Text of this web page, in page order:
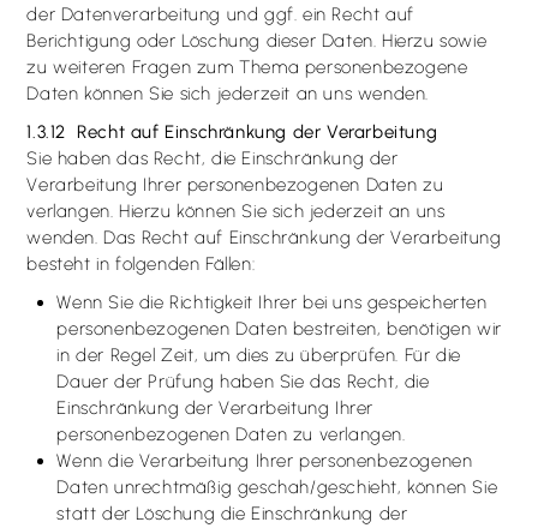
der Datenverarbeitung und ggf. ein Recht auf
Berichtigung oder Löschung dieser Daten. Hierzu sowie
zu weiteren Fragen zum Thema personenbezogene
Daten können Sie sich jederzeit an uns wenden.
1.3.12 Recht auf Einschränkung der Verarbeitung
Sie haben das Recht, die Einschränkung der
Verarbeitung Ihrer personenbezogenen Daten zu
verlangen. Hierzu können Sie sich jederzeit an uns
wenden. Das Recht auf Einschränkung der Verarbeitung
besteht in folgenden Fällen:
Wenn Sie die Richtigkeit Ihrer bei uns gespeicherten
personenbezogenen Daten bestreiten, benötigen wir
in der Regel Zeit, um dies zu überprüfen. Für die
Dauer der Prüfung haben Sie das Recht, die
Einschränkung der Verarbeitung Ihrer
personenbezogenen Daten zu verlangen.
Wenn die Verarbeitung Ihrer personenbezogenen
Daten unrechtmäßig geschah/geschieht, können Sie
statt der Löschung die Einschränkung der